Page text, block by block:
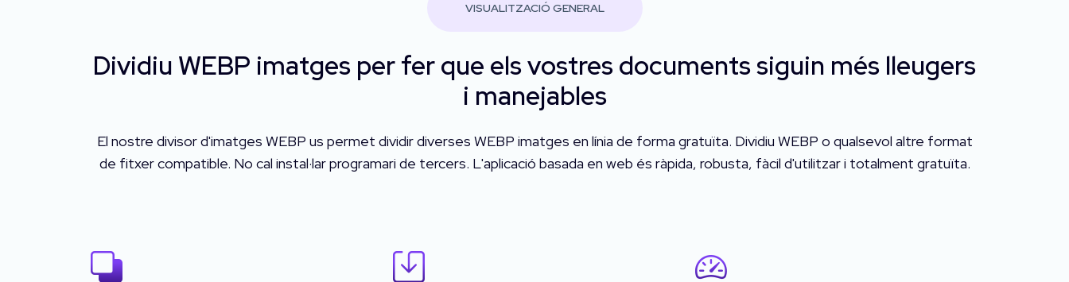
VISUALITZACIÓ GENERAL
Dividiu WEBP imatges per fer que els vostres documents siguin més lleugers
i manejables
El nostre divisor d'imatges WEBP us permet dividir diverses WEBP imatges en línia de forma gratuïta. Dividiu WEBP o qualsevol altre format
de fitxer compatible. No cal instal·lar programari de tercers. L'aplicació basada en web és ràpida, robusta, fàcil d'utilitzar i totalment gratuïta.